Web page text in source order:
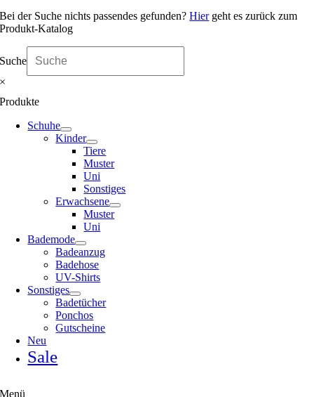
Bei der Suche nichts passendes gefunden?Hiergeht es zurück zum
Produkt-Katalog
Suche
×
Produkte
Schuhe
Kinder
Tiere
Muster
Uni
Sonstiges
Erwachsene
Muster
Uni
Bademode
Badeanzug
Badehose
UV-Shirts
Sonstiges
Badetücher
Ponchos
Gutscheine
Neu
Sale
Menü